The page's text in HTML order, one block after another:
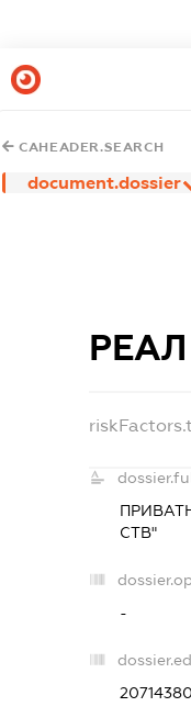
CAHEADER.SEARCH
document.dossier
СТВ"
-
20714380